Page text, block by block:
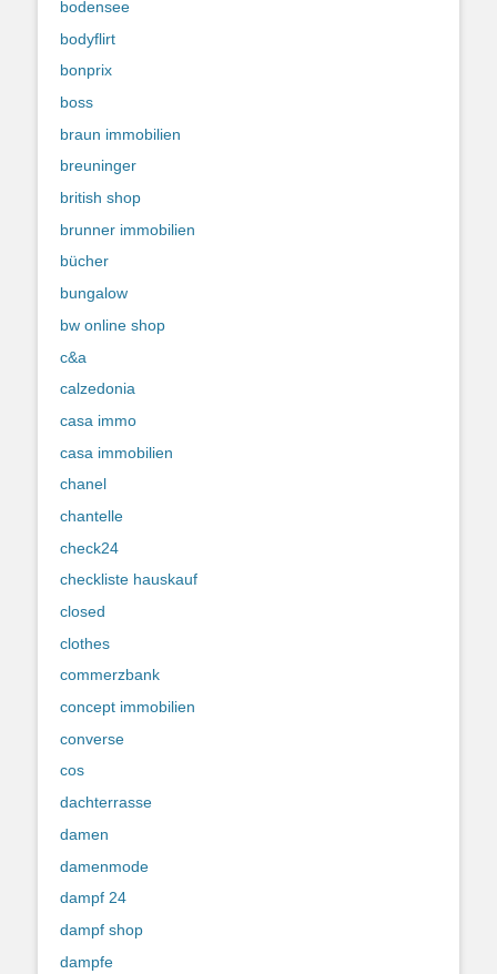
bodensee
bodyflirt
bonprix
boss
braun immobilien
breuninger
british shop
brunner immobilien
bücher
bungalow
bw online shop
c&a
calzedonia
casa immo
casa immobilien
chanel
chantelle
check24
checkliste hauskauf
closed
clothes
commerzbank
concept immobilien
converse
cos
dachterrasse
damen
damenmode
dampf 24
dampf shop
dampfe